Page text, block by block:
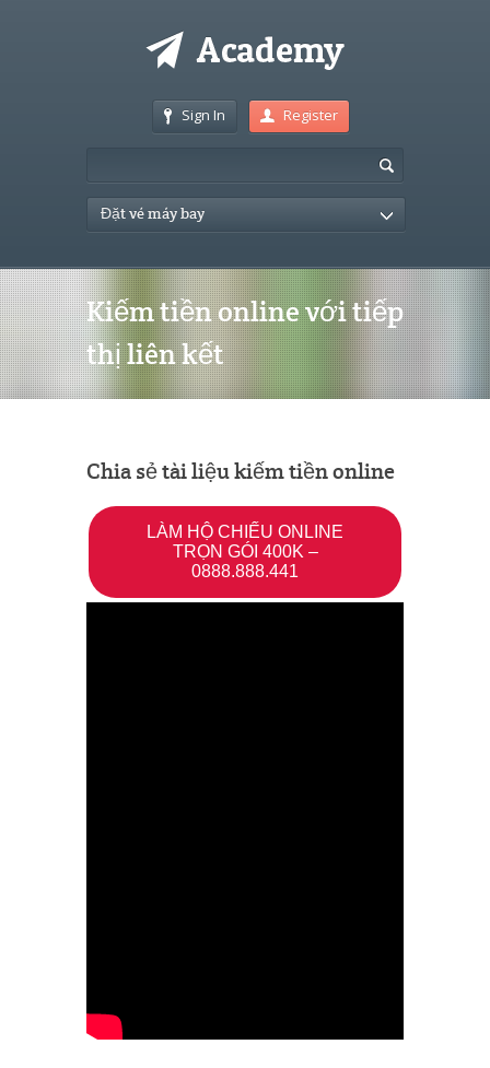
Sign In Register
Đặt vé máy bay
Kiếm tiền online với tiếp
thị liên kết
Chia sẻ tài liệu kiếm tiền online
LÀM HỘ CHIẾU ONLINE
TRỌN GÓI 400K –
0888.888.441